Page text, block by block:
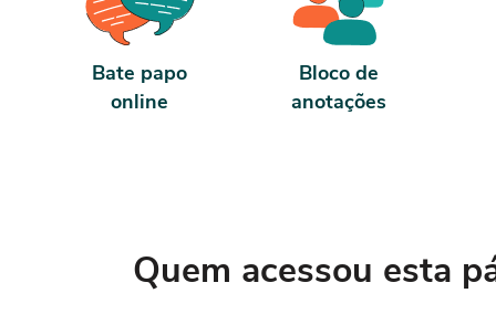
Bate papo
online
Bloco de
anotações
Quem acessou esta